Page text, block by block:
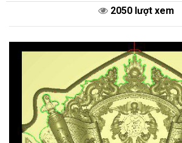
2050 lượt xem